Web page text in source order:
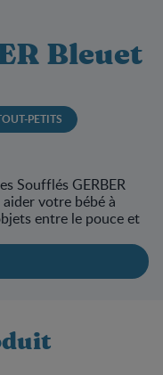
Bleuet
PETITS
Soufflés GERBER
votre bébé à
entre le pouce et